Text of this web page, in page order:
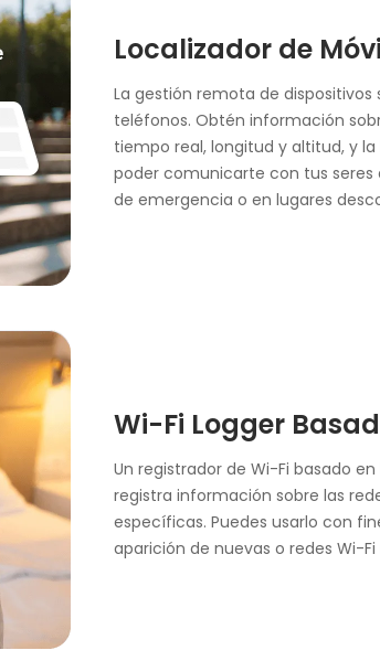
Localizador de
La gestión remota de dispositivos
teléfonos. Obtén información
tiempo real, longitud y altitud, y
poder comunicarte con tus
de emergencia o en lugares
Wi-Fi Logger
Un registrador de Wi-Fi basado
registra información sobre las
específicas. Puedes usarlo con
aparición de nuevas o redes Wi-